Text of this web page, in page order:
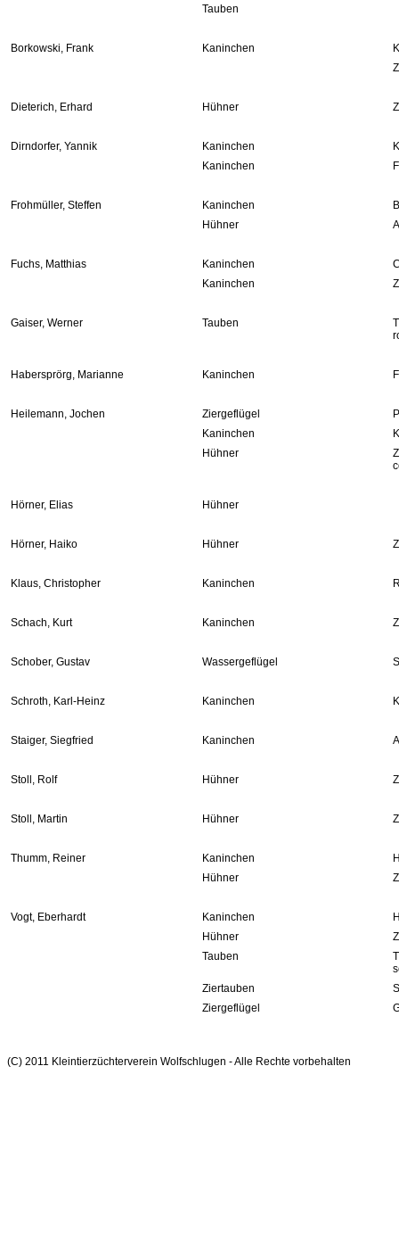
Tauben
Borkowski, Frank Kaninchen
Dieterich, Erhard Hühner
Dirndorfer, Yannik Kaninchen
Kaninchen
Frohmüller, Steffen Kaninchen
Hühner
Fuchs, Matthias Kaninchen
Kaninchen
Gaiser, Werner Tauben
Habersprörg, Marianne Kaninchen
Heilemann, Jochen Ziergeflügel
Kaninchen
Hühner
Hörner, Elias Hühner
Hörner, Haiko Hühner
Klaus, Christopher Kaninchen
Schach, Kurt Kaninchen
Schober, Gustav Wassergeflügel
Schroth, Karl-Heinz Kaninchen
Staiger, Siegfried Kaninchen
Stoll, Rolf Hühner
Stoll, Martin Hühner
Thumm, Reiner Kaninchen
Hühner
Vogt, Eberhardt Kaninchen
Hühner
Tauben
Ziertauben
Ziergeflügel
(C) 2011 Kleintierzüchterverein Wolfschlugen - Alle Rechte vorbehalten